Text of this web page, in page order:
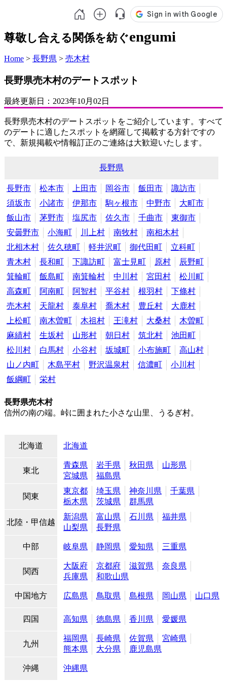
尊敬し合える関係を紡ぐengumi
Home > 長野県 > 売木村
長野県売木村のデートスポット
最終更新日： 2023年10月02日
長野県売木村のデートスポットをご紹介しています。すべて
のデートに適したスポットを網羅して掲載する方針ですの
で、新規掲載や情報訂正のご連絡は大歓迎いたします。
長野県
長野市 松本市 上田市 岡谷市 飯田市
諏訪市
須坂市
小諸市 伊那市 駒ヶ根市 中野市
大町市
飯山市
茅野市 塩尻市 佐久市 千曲市
東御市
安曇野市
小海町 川上村 南牧村
南相木村
北相木村
佐久穂町 軽井沢町 御代田町
立科町
青木村
長和町 下諏訪町 富士見町 原村
辰野町
箕輪町
飯島町 南箕輪村 中川村 宮田村
松川町
高森町
阿南町 阿智村 平谷村 根羽村
下條村
売木村
天龍村 泰阜村 喬木村 豊丘村
大鹿村
上松町
南木曽町 木祖村 王滝村 大桑村
木曽町
麻績村
生坂村 山形村 朝日村 筑北村
池田町
松川村
白馬村 小谷村 坂城町 小布施町
高山村
山ノ内町
木島平村 野沢温泉村 信濃町
小川村
飯綱町
栄村
長野県売木村
信州の南の端。峠に囲まれた小さな山里、うるぎ村。
北海道 北海道
東北
青森県 岩手県 秋田県
山形県
宮城県
福島県
関東
東京都 埼玉県 神奈川県
千葉県
栃木県
茨城県 群馬県
北陸・甲信越
新潟県 富山県 石川県
福井県
山梨県
長野県
中部 岐阜県 静岡県 愛知県 三重県
関西
大阪府 京都府 滋賀県
奈良県
兵庫県
和歌山県
中国地方 広島県 鳥取県 島根県 岡山県 山口県
四国 高知県 徳島県 香川県 愛媛県
九州
福岡県 長崎県 佐賀県
宮崎県
熊本県
大分県 鹿児島県
沖縄 沖縄県